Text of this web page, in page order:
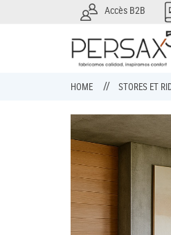
Accès B2B
HOME STORES ET